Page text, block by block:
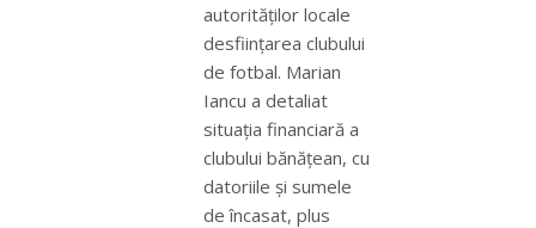
autorităţilor locale
desfiinţarea clubului
de fotbal. Marian
Iancu a detaliat
situaţia financiară a
clubului bănăţean, cu
datoriile şi sumele
de încasat, plus